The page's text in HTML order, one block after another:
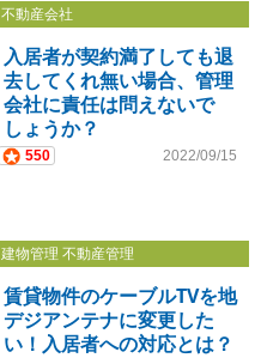
不動産会社
入居者が契約満了しても退
去してくれ無い場合、管理
会社に責任は問えないで
しょうか？
550 2022/09/15
建物管理 不動産管理
賃貸物件のケーブルTVを地
デジアンテナに変更した
い！入居者への対応とは？